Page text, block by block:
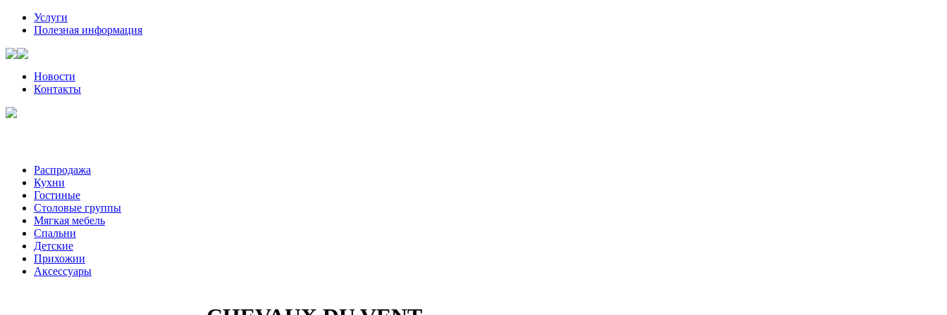
Услуги
Полезная информация
Новости
Контакты
Распродажа
Кухни
Гостиные
Столовые группы
Мягкая мебель
Спальни
Детские
Прихожии
Аксессуары